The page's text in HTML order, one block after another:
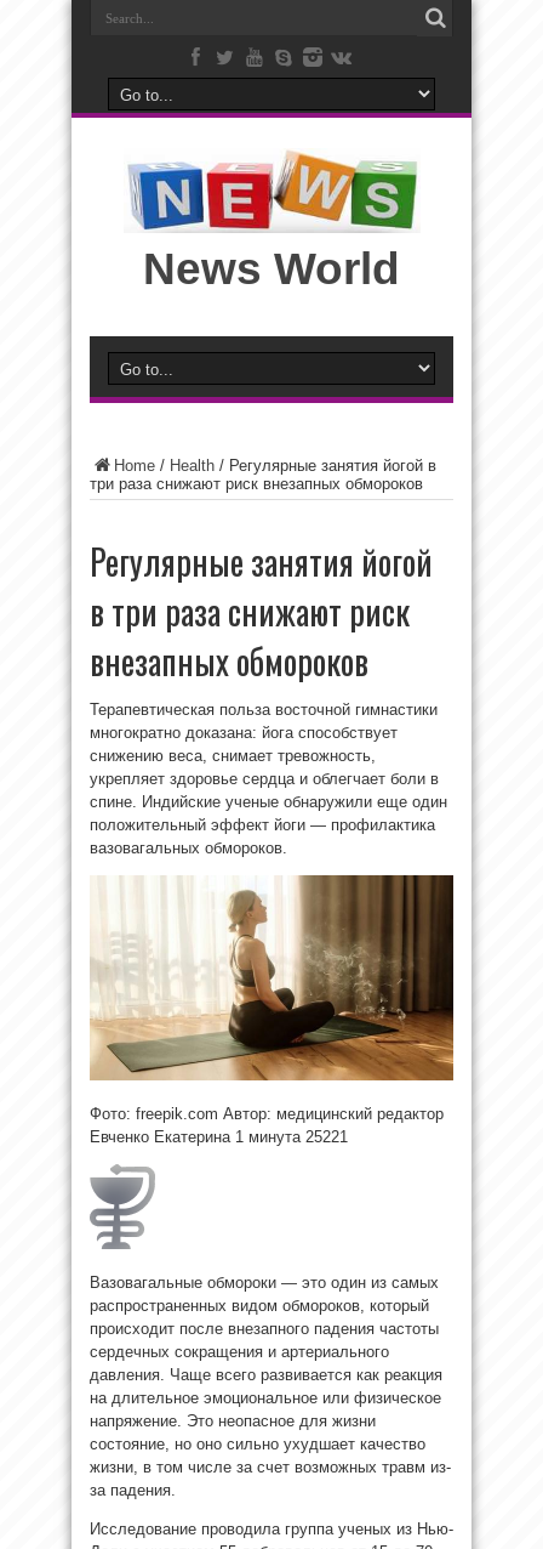
News World
Home / Health / Регулярные занятия йогой в
три раза снижают риск внезапных обмороков
Регулярные занятия йогой
в три раза снижают риск
внезапных обмороков
Терапевтическая польза восточной гимнастики
многократно доказана: йога способствует
снижению веса, снимает тревожность,
укрепляет здоровье сердца и облегчает боли в
спине. Индийские ученые обнаружили еще один
положительный эффект йоги — профилактика
вазовагальных обмороков.
Фото: freepik.com Автор: медицинский редактор
Евченко Екатерина 1 минута 25221
Вазовагальные обмороки — это один из самых
распространенных видом обмороков, который
происходит после внезапного падения частоты
сердечных сокращения и артериального
давления. Чаще всего развивается как реакция
на длительное эмоциональное или физическое
напряжение. Это неопасное для жизни
состояние, но оно сильно ухудшает качество
жизни, в том числе за счет возможных травм из-
за падения.
Исследование проводила группа ученых из Нью-